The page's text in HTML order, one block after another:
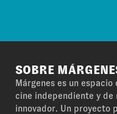
SOBRE
Márgenes es un
cine independiente y
innovador. Un proyecto